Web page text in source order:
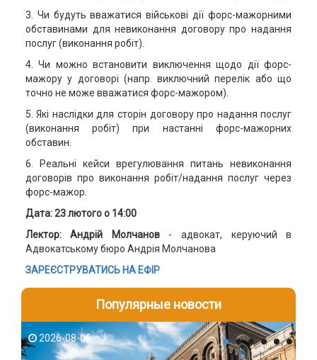
3. Чи будуть вважатися військові дії форс-мажорними
обставинами для невиконання договору про надання
послуг (виконання робіт).
4. Чи можно встановити виключення щодо дії форс-
мажору у договорі (напр. виключний перелік або що
точно не може вважатися форс-мажором).
5. Які наслідки для сторін договору про надання послуг
(виконання робіт) при настанні форс-мажорних
обставин.
6. Реальні кейси врегулювання питань невиконання
договорів про виконання робіт/надання послуг через
форс-мажор.
Дата: 23 лютого о 14:00
Лектор: Андрій Молчанов - адвокат, керуючий в
Адвокатському бюро Андрія Молчанова
ЗАРЕЄСТРУВАТИСЬ НА ЕФІР
Популярные новости
2026-08-06